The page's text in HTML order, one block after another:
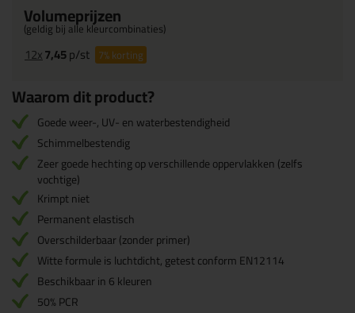
Volumeprijzen
(geldig bij alle kleurcombinaties)
12x7,45p/st 7%korting
Waarom dit product?
Goede weer-, UV- en waterbestendigheid
Schimmelbestendig
Zeer goede hechting op verschillende oppervlakken (zelfs
vochtige)
Krimpt niet
Permanent elastisch
Overschilderbaar (zonder primer)
Witte formule is luchtdicht, getest conform EN12114
Beschikbaar in 6 kleuren
50% PCR